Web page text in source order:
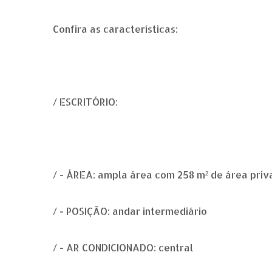
Confira as características:
/ ESCRITÓRIO:
/ - ÁREA: ampla área com 258 m² de área
/ - POSIÇÃO: andar intermediário
/ - AR CONDICIONADO: central